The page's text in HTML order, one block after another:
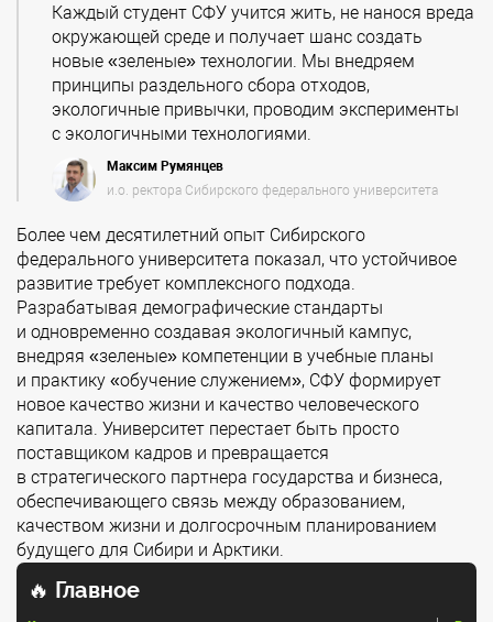
Каждый студент СФУ учится жить, не нанося вреда
окружающей среде и получает шанс создать
новые «зеленые» технологии. Мы внедряем
принципы раздельного сбора отходов,
экологичные привычки, проводим эксперименты
с экологичными технологиями.
Максим Румянцев
и.о. ректора Сибирского федерального университета
Более чем десятилетний опыт Сибирского
федерального университета показал, что устойчивое
развитие требует комплексного подхода.
Разрабатывая демографические стандарты
и одновременно создавая экологичный кампус,
внедряя «зеленые» компетенции в учебные планы
и практику «обучение служением», СФУ формирует
новое качество жизни и качество человеческого
капитала. Университет перестает быть просто
поставщиком кадров и превращается
в стратегического партнера государства и бизнеса,
обеспечивающего связь между образованием,
качеством жизни и долгосрочным планированием
будущего для Сибири и Арктики.
🔥 Главное